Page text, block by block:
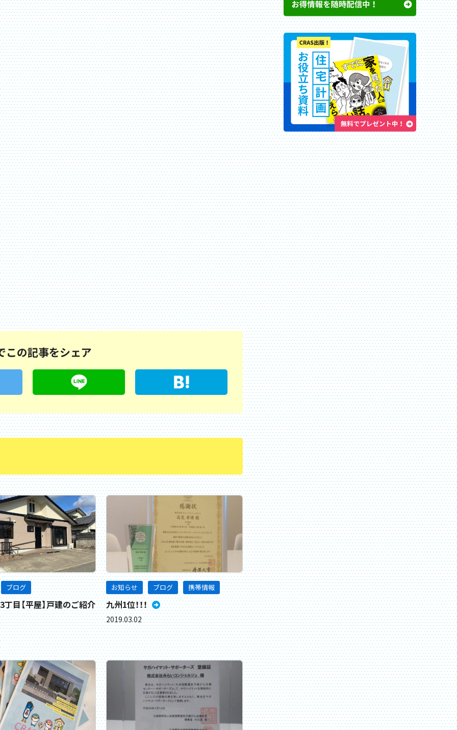
この記事をシェア
ブログ
目【平屋】戸建のご紹介
お知らせ ブログ 携帯情報
九州1位！！！
2019.03.02